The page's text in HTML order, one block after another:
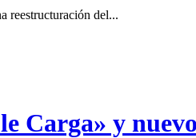
reestructuración del...
Carga» y